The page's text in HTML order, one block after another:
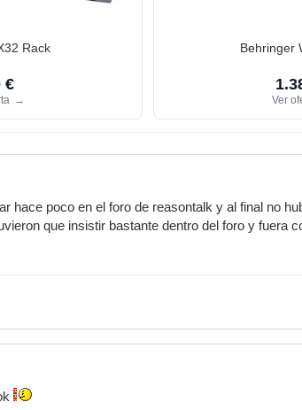
Rack
€
→
Behringer
Ver
hace poco en el foro de reasontalk y al final no
que insistir bastante dentro del foro y fuera